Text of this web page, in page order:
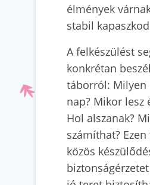
élmények
stabil
A felkészülést
konkrétan
táborról: Milyen
nap? Mikor lesz
Hol alszanak?
számíthat?
közös